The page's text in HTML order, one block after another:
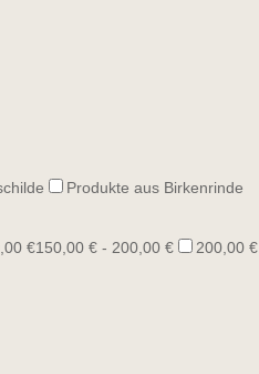
Produkte aus Birkenrinde
€150,00 € - 200,00 €
200,00 €